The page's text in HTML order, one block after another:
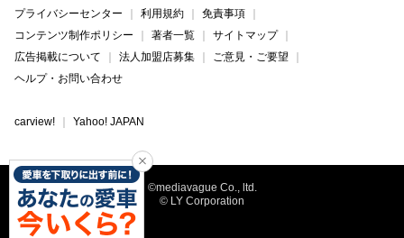
プライバシーセンター
利用規約
免責事項
コンテンツ制作ポリシー
著者一覧
サイトマップ
広告掲載について
法人加盟店募集
ご意見・ご要望
ヘルプ・お問い合わせ
carview! Yahoo! JAPAN
©mediavague Co., ltd.
© LY Corporation